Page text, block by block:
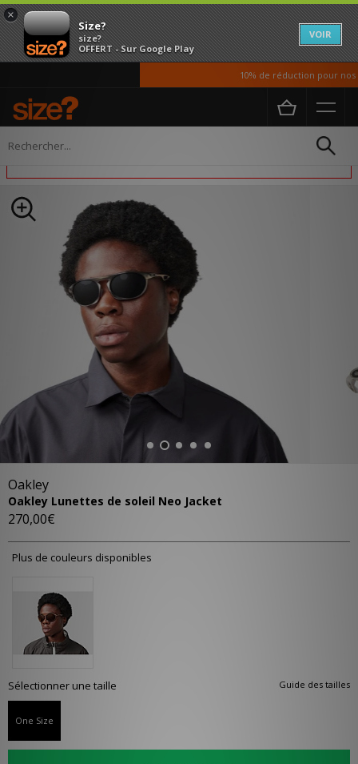
×
Size?
size?
OFFERT - Sur Google Play
VOIR
10% de réduction pour nos
Accueil Homme
Oakley
Oakley Lunettes de soleil Neo Jacket
270,00€
Plus de couleurs disponibles
Guide des tailles
Sélectionner une taille
One Size